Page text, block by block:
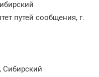
путей сообщения, г.
Сибирский